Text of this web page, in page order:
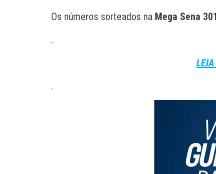
Os números sorteados na Mega Sena
.
.